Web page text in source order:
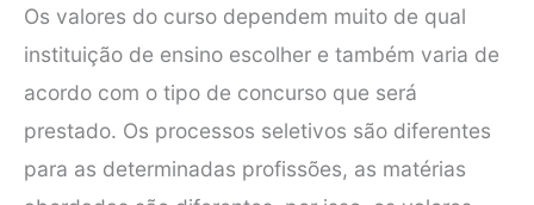
Os valores do curso dependem muito de qual
instituição de ensino escolher e também varia de
acordo com o tipo de concurso que será
prestado. Os processos seletivos são diferentes
para as determinadas profissões, as matérias